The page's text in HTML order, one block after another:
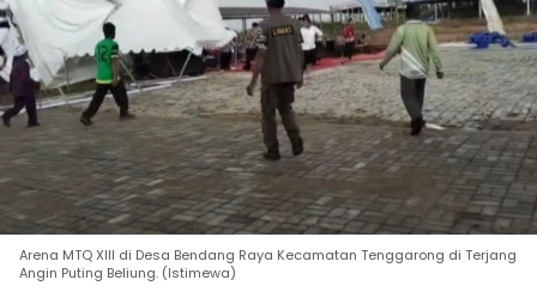
Arena MTQ XIII di Desa Bendang Raya Kecamatan Tenggarong di Terjang
Angin Puting Beliung. (Istimewa)